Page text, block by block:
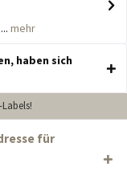
mehr
haben sich
für